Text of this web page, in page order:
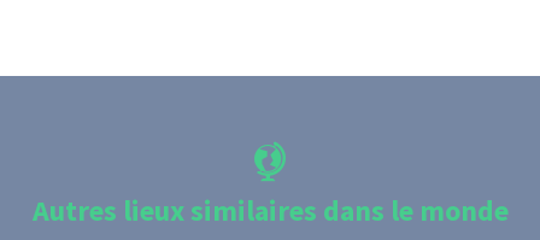
Autres lieux similaires dans le monde